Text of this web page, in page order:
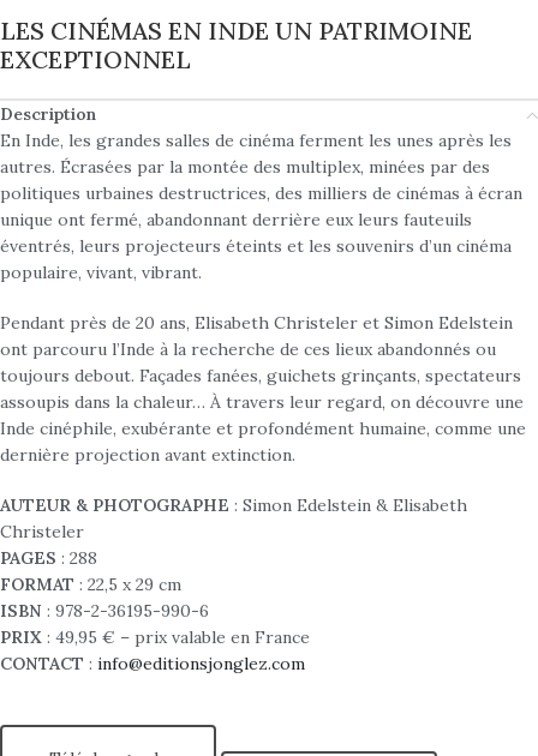
LES CINÉMAS EN INDE UN PATRIMOINE
EXCEPTIONNEL
Description
En Inde, les grandes salles de cinéma ferment les unes après les
autres. Écrasées par la montée des multiplex, minées par des
politiques urbaines destructrices, des milliers de cinémas à écran
unique ont fermé, abandonnant derrière eux leurs fauteuils
éventrés, leurs projecteurs éteints et les souvenirs d’un cinéma
populaire, vivant, vibrant.
Pendant près de 20 ans, Elisabeth Christeler et Simon Edelstein
ont parcouru l’Inde à la recherche de ces lieux abandonnés ou
toujours debout. Façades fanées, guichets grinçants, spectateurs
assoupis dans la chaleur… À travers leur regard, on découvre une
Inde cinéphile, exubérante et profondément humaine, comme une
dernière projection avant extinction.
AUTEUR & PHOTOGRAPHE : Simon Edelstein & Elisabeth
Christeler
PAGES : 288
FORMAT : 22,5 x 29 cm
ISBN : 978-2-36195-990-6
PRIX : 49,95 € – prix valable en France
CONTACT : info@editionsjonglez.com